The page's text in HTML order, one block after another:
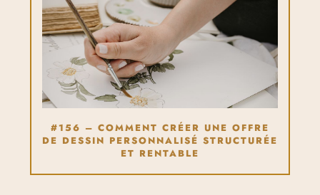
#156 – COMMENT CRÉER UNE OFFRE
DE DESSIN PERSONNALISÉ STRUCTURÉE
ET RENTABLE